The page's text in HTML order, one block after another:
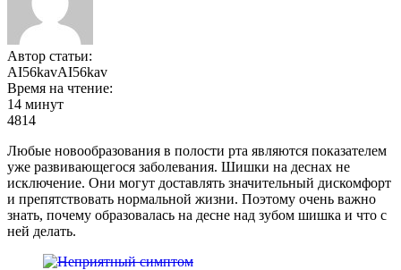
Автор статьи:
AI56kavAI56kav
Время на чтение:
14 минут
4814
Любые новообразования в полости рта являются показателем
уже развивающегося заболевания. Шишки на деснах не
исключение. Они могут доставлять значительный дискомфорт
и препятствовать нормальной жизни. Поэтому очень важно
знать, почему образовалась на десне над зубом шишка и что с
ней делать.